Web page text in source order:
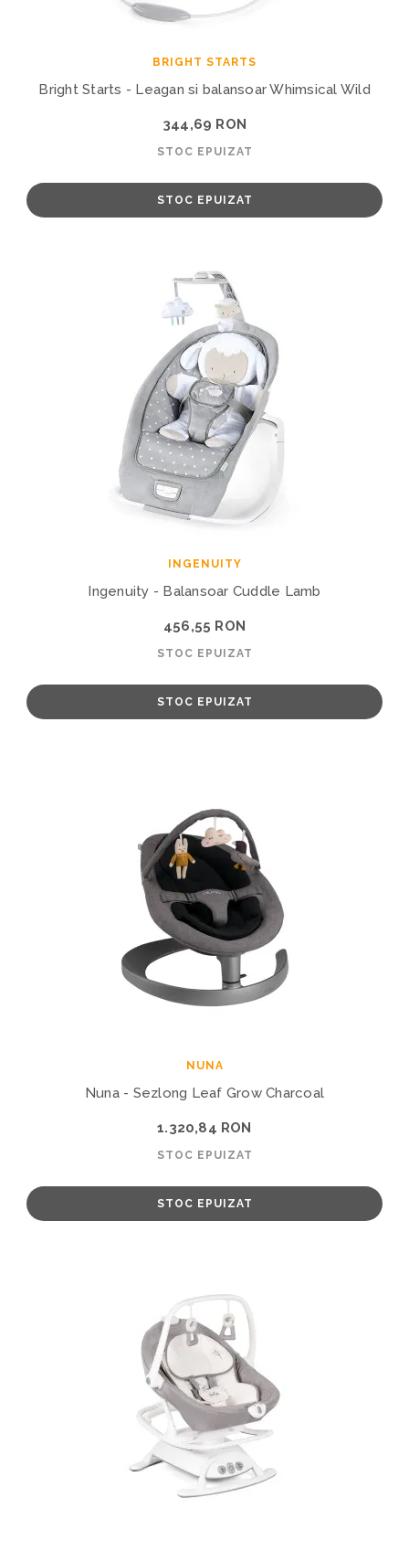
BRIGHT STARTS
Bright Starts - Leagan si balansoar Whimsical Wild
344,69 RON
STOC EPUIZAT
STOC EPUIZAT
INGENUITY
Ingenuity - Balansoar Cuddle Lamb
456,55 RON
STOC EPUIZAT
STOC EPUIZAT
NUNA
Nuna - Sezlong Leaf Grow Charcoal
1.320,84 RON
STOC EPUIZAT
STOC EPUIZAT